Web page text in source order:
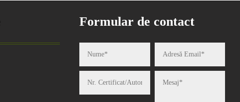
Formular de contact